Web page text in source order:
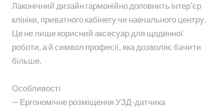
Лаконічний дизайн гармонійно доповнить інтер’єр
клініки, приватного кабінету чи навчального центру.
Це не лише корисний аксесуар для щоденної
роботи, а й символ професії, яка дозволяє бачити
більше.
Особливості
— Ергономічне розміщення УЗД-датчика